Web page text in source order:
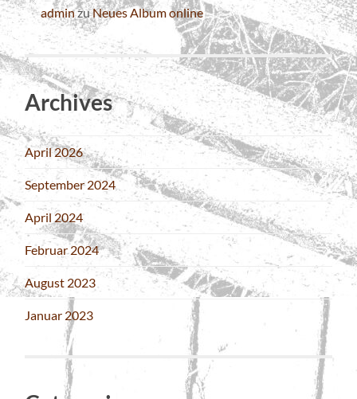
adminzuNeues Album online
Archives
April 2026
September 2024
April 2024
Februar 2024
August 2023
Januar 2023